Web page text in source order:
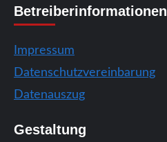
Betreiberinformationen
Impressum
Datenschutzvereinbarung
Datenauszug
Gestaltung